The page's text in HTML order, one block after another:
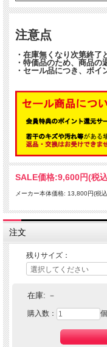
注意点
・在庫無くなり次第終了
・特価品のため、商品の
・セール品につき、ポイ
SALE価格:9,600円(税
メーカー本体価格: 13,800円(税
注文
残りサイズ：
在庫: －
購入数： 個